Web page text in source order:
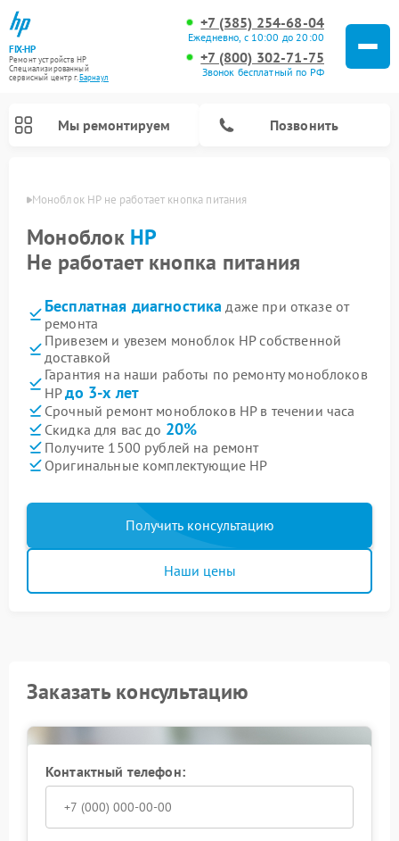
FIX-HP
Ремонт устройств HP
Специализированный
cервисный центр г.Барнаул
+7 (385) 254-68-04
Ежедневно, с 10:00 до 20:00
+7 (800) 302-71-75
Звонок бесплатный по РФ
Мы ремонтируем Позвонить
Моноблок HP не работает кнопка питания
Моноблок HP
Не работает кнопка питания
Бесплатная диагностика даже при отказе от
ремонта
Привезем и увезем моноблок HP собственной
доставкой
Гарантия на наши работы по ремонту моноблоков
HPдо 3-х лет
Срочный ремонт моноблоков HP в течении часа
Скидка для вас до 20%
Получите 1500 рублей на ремонт
Оригинальные комплектующие HP
Получить консультацию
Наши цены
Заказать консультацию
Контактный телефон: